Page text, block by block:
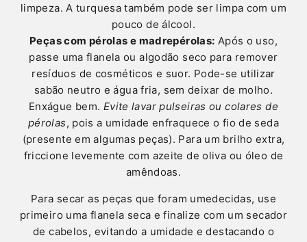
limpeza. A turquesa também pode ser limpa com um
pouco de álcool.
Peças com pérolas e madrepérolas: Após o uso,
passe uma flanela ou algodão seco para remover
resíduos de cosméticos e suor. Pode-se utilizar
sabão neutro e água fria, sem deixar de molho.
Enxágue bem. Evite lavar pulseiras ou colares de
pérolas, pois a umidade enfraquece o fio de seda
(presente em algumas peças). Para um brilho extra,
friccione levemente com azeite de oliva ou óleo de
amêndoas.
Para secar as peças que foram umedecidas, use
primeiro uma flanela seca e finalize com um secador
de cabelos, evitando a umidade e destacando o